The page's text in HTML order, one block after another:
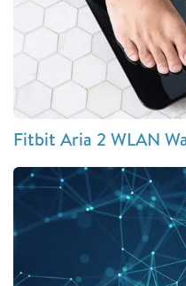
Fitbit Aria 2 WLAN